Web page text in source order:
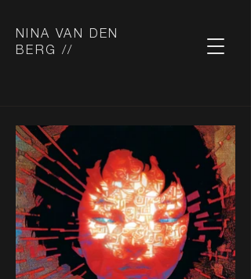
NINA VAN DEN
BERG //